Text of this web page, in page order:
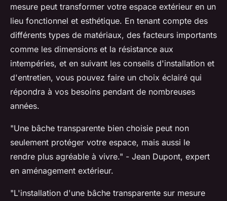
mesure peut transformer votre espace extérieur en un
lieu fonctionnel et esthétique. En tenant compte des
différents types de matériaux, des facteurs importants
comme les dimensions et la résistance aux
intempéries, et en suivant les conseils d'installation et
d'entretien, vous pouvez faire un choix éclairé qui
répondra à vos besoins pendant de nombreuses
années.
"Une bâche transparente bien choisie peut non
seulement protéger votre espace, mais aussi le
rendre plus agréable à vivre." - Jean Dupont, expert
en aménagement extérieur.
"L'installation d'une bâche transparente sur mesure